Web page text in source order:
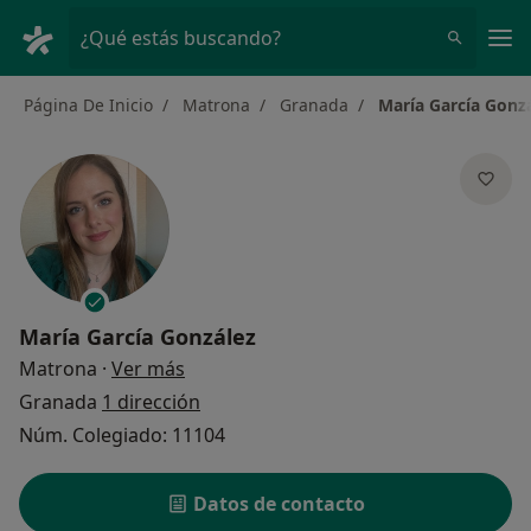
¿Qué estás buscando?
Página De Inicio Matrona Granada María García
María García González
Matrona · Ver más
Granada 1 dirección
Núm. Colegiado: 11104
Datos de contacto